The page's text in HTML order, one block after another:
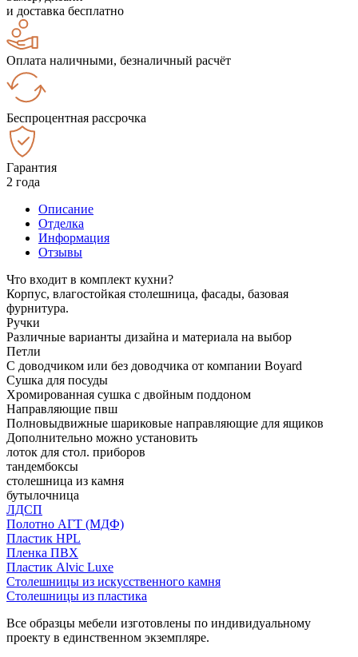
и доставка бесплатно
Оплата наличными, безналичный расчёт
Беспроцентная рассрочка
Гарантия
2 года
Описание
Отделка
Информация
Отзывы
Что входит в комплект кухни?
Корпус, влагостойкая столешница, фасады, базовая
фурнитура.
Ручки
Различные варианты дизайна и материала на выбор
Петли
С доводчиком или без доводчика от компании Boyard
Сушка для посуды
Хромированная сушка с двойным поддоном
Направляющие пвш
Полновыдвижные шариковые направляющие для ящиков
Дополнительно можно установить
лоток для стол. приборов
тандембоксы
столешница из камня
бутылочница
ЛДСП
Полотно АГТ (МДФ)
Пластик HPL
Пленка ПВХ
Пластик Alvic Luxe
Столешницы из искусственного камня
Столешницы из пластика
Все образцы мебели изготовлены по индивидуальному
проекту в единственном экземпляре.